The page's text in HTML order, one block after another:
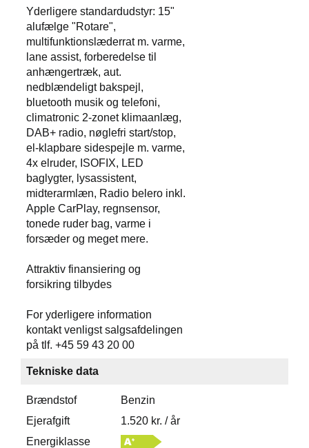
Yderligere standardudstyr: 15"
alufælge "Rotare",
multifunktionslæderrat m. varme,
lane assist, forberedelse til
anhængertræk, aut.
nedblændeligt bakspejl,
bluetooth musik og telefoni,
climatronic 2-zonet klimaanlæg,
DAB+ radio, nøglefri start/stop,
el-klapbare sidespejle m. varme,
4x elruder, ISOFIX, LED
baglygter, lysassistent,
midterarmlæn, Radio belero inkl.
Apple CarPlay, regnsensor,
tonede ruder bag, varme i
forsæder og meget mere.
Attraktiv finansiering og
forsikring tilbydes
For yderligere information
kontakt venligst salgsafdelingen
på tlf. +45 59 43 20 00
Tekniske data
Brændstof
Benzin
Ejerafgift
1.520 kr. / år
Energiklasse